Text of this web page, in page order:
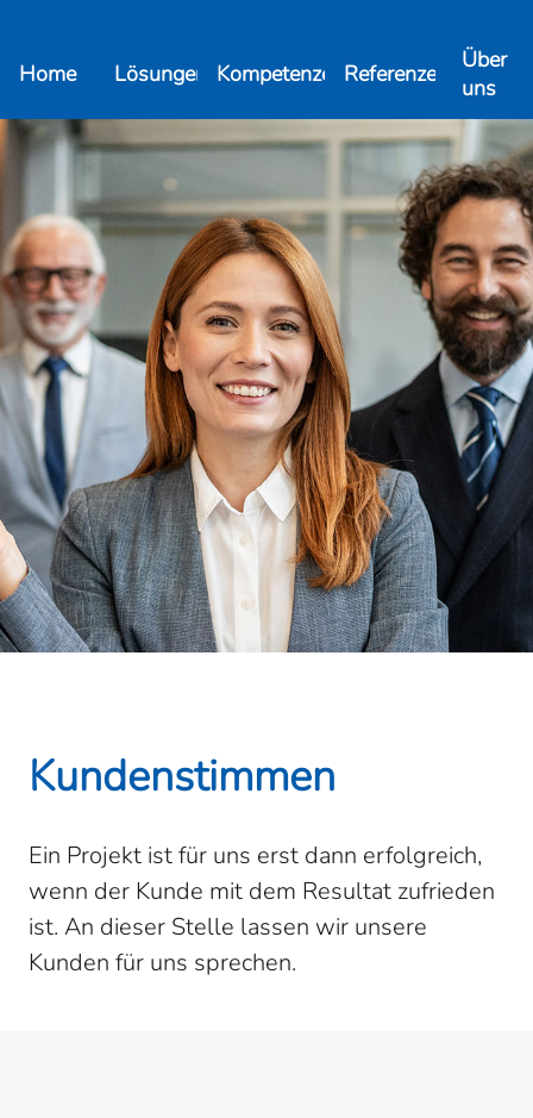
Home Lösungen Kompetenzen Referenzen
Über
uns
Kundenstimmen
Ein Projekt ist für uns erst dann erfolgreich,
wenn der Kunde mit dem Resultat zufrieden
ist. An dieser Stelle lassen wir unsere
Kunden für uns sprechen.